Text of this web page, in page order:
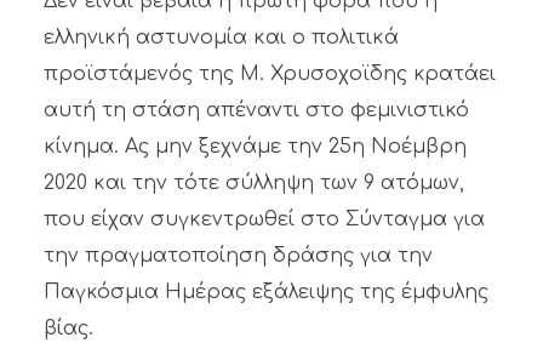
ελληνική αστυνομία και ο πολιτικά
προϊστάμενός της Μ. Χρυσοχοϊδης κρατάει
αυτή τη στάση απέναντι στο φεμινιστικό
κίνημα. Ας μην ξεχνάμε την 25η Νοέμβρη
2020 και την τότε σύλληψη των 9 ατόμων,
που είχαν συγκεντρωθεί στο Σύνταγμα για
την πραγματοποίηση δράσης για την
Παγκόσμια Ημέρας εξάλειψης της έμφυλης
βίας.